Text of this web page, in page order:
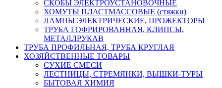
СКОБЫ ЭЛЕКТРОУСТАНОВОЧНЫЕ
ХОМУТЫ ПЛАСТМАССОВЫЕ (стяжки)
ЛАМПЫ ЭЛЕКТРИЧЕСКИЕ, ПРОЖЕКТОРЫ
ТРУБА ГОФРИРОВАННАЯ, КЛИПСЫ,
МЕТАЛЛРУКАВ
ТРУБА ПРОФИЛЬНАЯ, ТРУБА КРУГЛАЯ
ХОЗЯЙСТВЕННЫЕ ТОВАРЫ
СУХИЕ СМЕСИ
ЛЕСТНИЦЫ, СТРЕМЯНКИ, ВЫШКИ-ТУРЫ
БЫТОВАЯ ХИМИЯ